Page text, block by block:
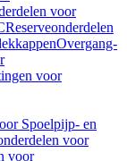
voor
Reserveonderdelen
Overgang-
voor
Spoelpijp- en
voor
voor